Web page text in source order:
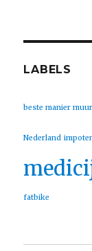
LABELS
beste manier
Nederland
fatbike